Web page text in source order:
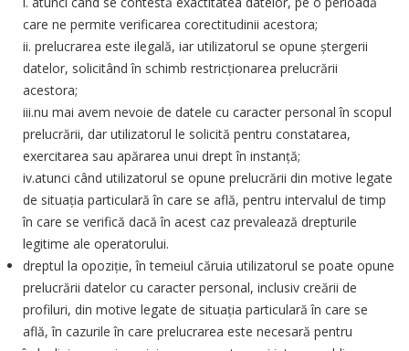
care ne permite verificarea corectitudinii acestora;
ii. prelucrarea este ilegală, iar utilizatorul se opune ștergerii
datelor, solicitând în schimb restricționarea prelucrării
acestora;
iii.nu mai avem nevoie de datele cu caracter personal în scopul
prelucrării, dar utilizatorul le solicită pentru constatarea,
exercitarea sau apărarea unui drept în instanță;
iv.atunci când utilizatorul se opune prelucrării din motive legate
de situația particulară în care se află, pentru intervalul de timp
în care se verifică dacă în acest caz prevalează drepturile
legitime ale operatorului.
dreptul la opoziție, în temeiul căruia utilizatorul se poate opune
prelucrării datelor cu caracter personal, inclusiv creării de
profiluri, din motive legate de situația particulară în care se
află, în cazurile în care prelucrarea este necesară pentru